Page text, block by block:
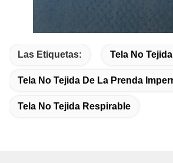
Las Etiquetas: Tela No
Tela No Tejida De La Prenda
Tela No Tejida Respirable